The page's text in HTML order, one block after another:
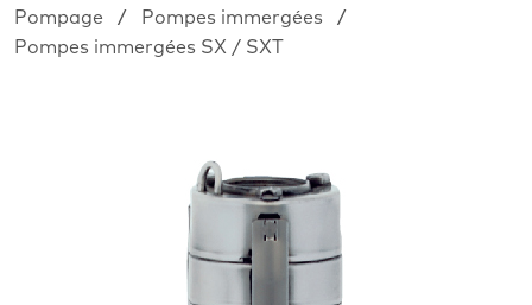
Pompage / Pompes immergées /
Pompes immergées SX / SXT